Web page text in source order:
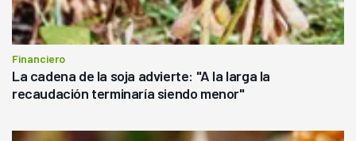
Financiero
La cadena de la soja advierte: "A la larga la
recaudación terminaría siendo menor"